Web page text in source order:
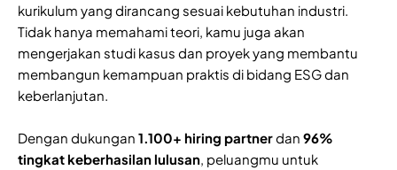
kurikulum yang dirancang sesuai kebutuhan industri.
Tidak hanya memahami teori, kamu juga akan
mengerjakan studi kasus dan proyek yang membantu
membangun kemampuan praktis di bidang ESG dan
keberlanjutan.
Dengan dukungan 1.100+ hiring partnerdan 96%
tingkat keberhasilan lulusan, peluangmu untuk